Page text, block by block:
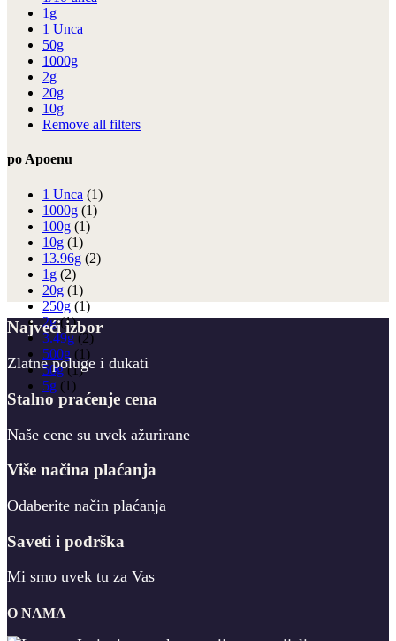
1g
1 Unca
50g
1000g
2g
20g
10g
Remove all filters
po Apoenu
1 Unca (1)
1000g (1)
100g (1)
10g (1)
13.96g (2)
1g (2)
20g (1)
250g (1)
2g (1)
3.49g (2)
500g (1)
50g (1)
5g (1)
Najveći izbor
Zlatne poluge i dukati
Stalno praćenje cena
Naše cene su uvek ažurirane
Više načina plaćanja
Odaberite način plaćanja
Saveti i podrška
Mi smo uvek tu za Vas
O NAMA